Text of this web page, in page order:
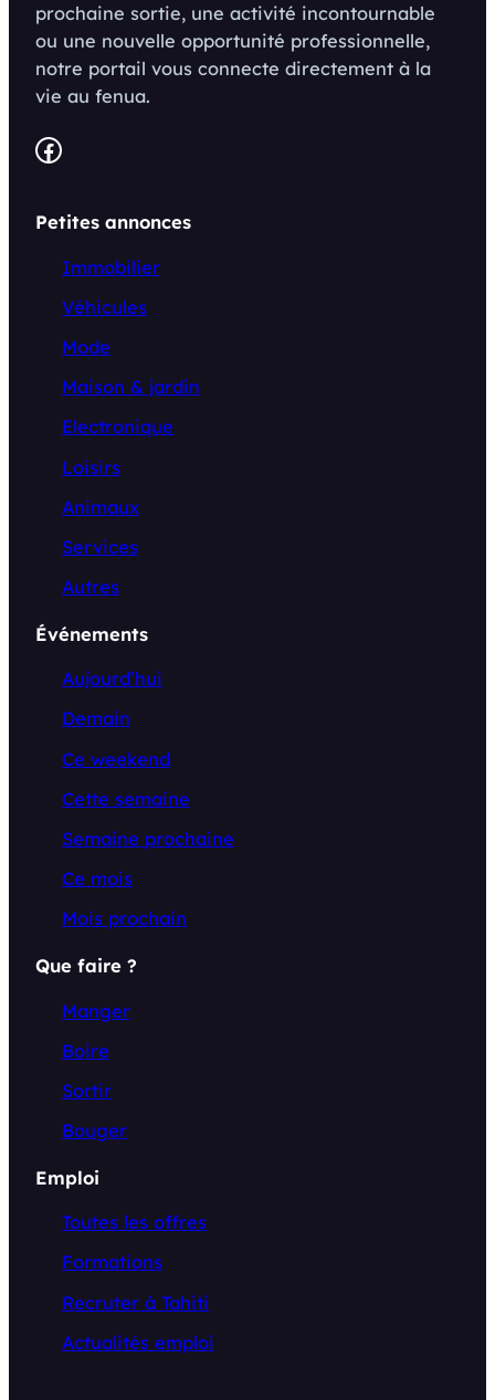
prochaine sortie, une activité incontournable
ou une nouvelle opportunité professionnelle,
notre portail vous connecte directement à la
vie au fenua.
Facebook
Petites annonces
Immobilier
Véhicules
Mode
Maison & jardin
Electronique
Loisirs
Animaux
Services
Autres
Événements
Aujourd’hui
Demain
Ce weekend
Cette semaine
Semaine prochaine
Ce mois
Mois prochain
Que faire ?
Manger
Boire
Sortir
Bouger
Emploi
Toutes les offres
Formations
Recruter à Tahiti
Actualités emploi